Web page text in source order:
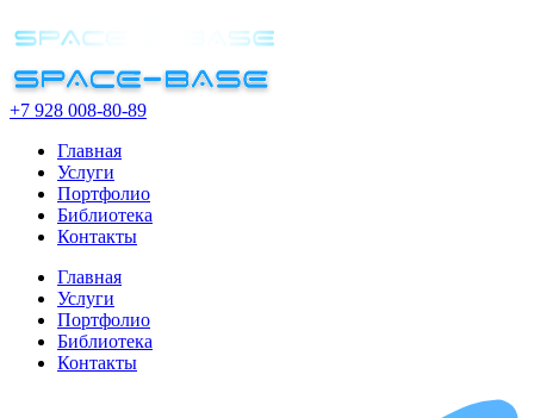
+7 928 008-80-89
Главная
Услуги
Портфолио
Библиотека
Контакты
Главная
Услуги
Портфолио
Библиотека
Контакты